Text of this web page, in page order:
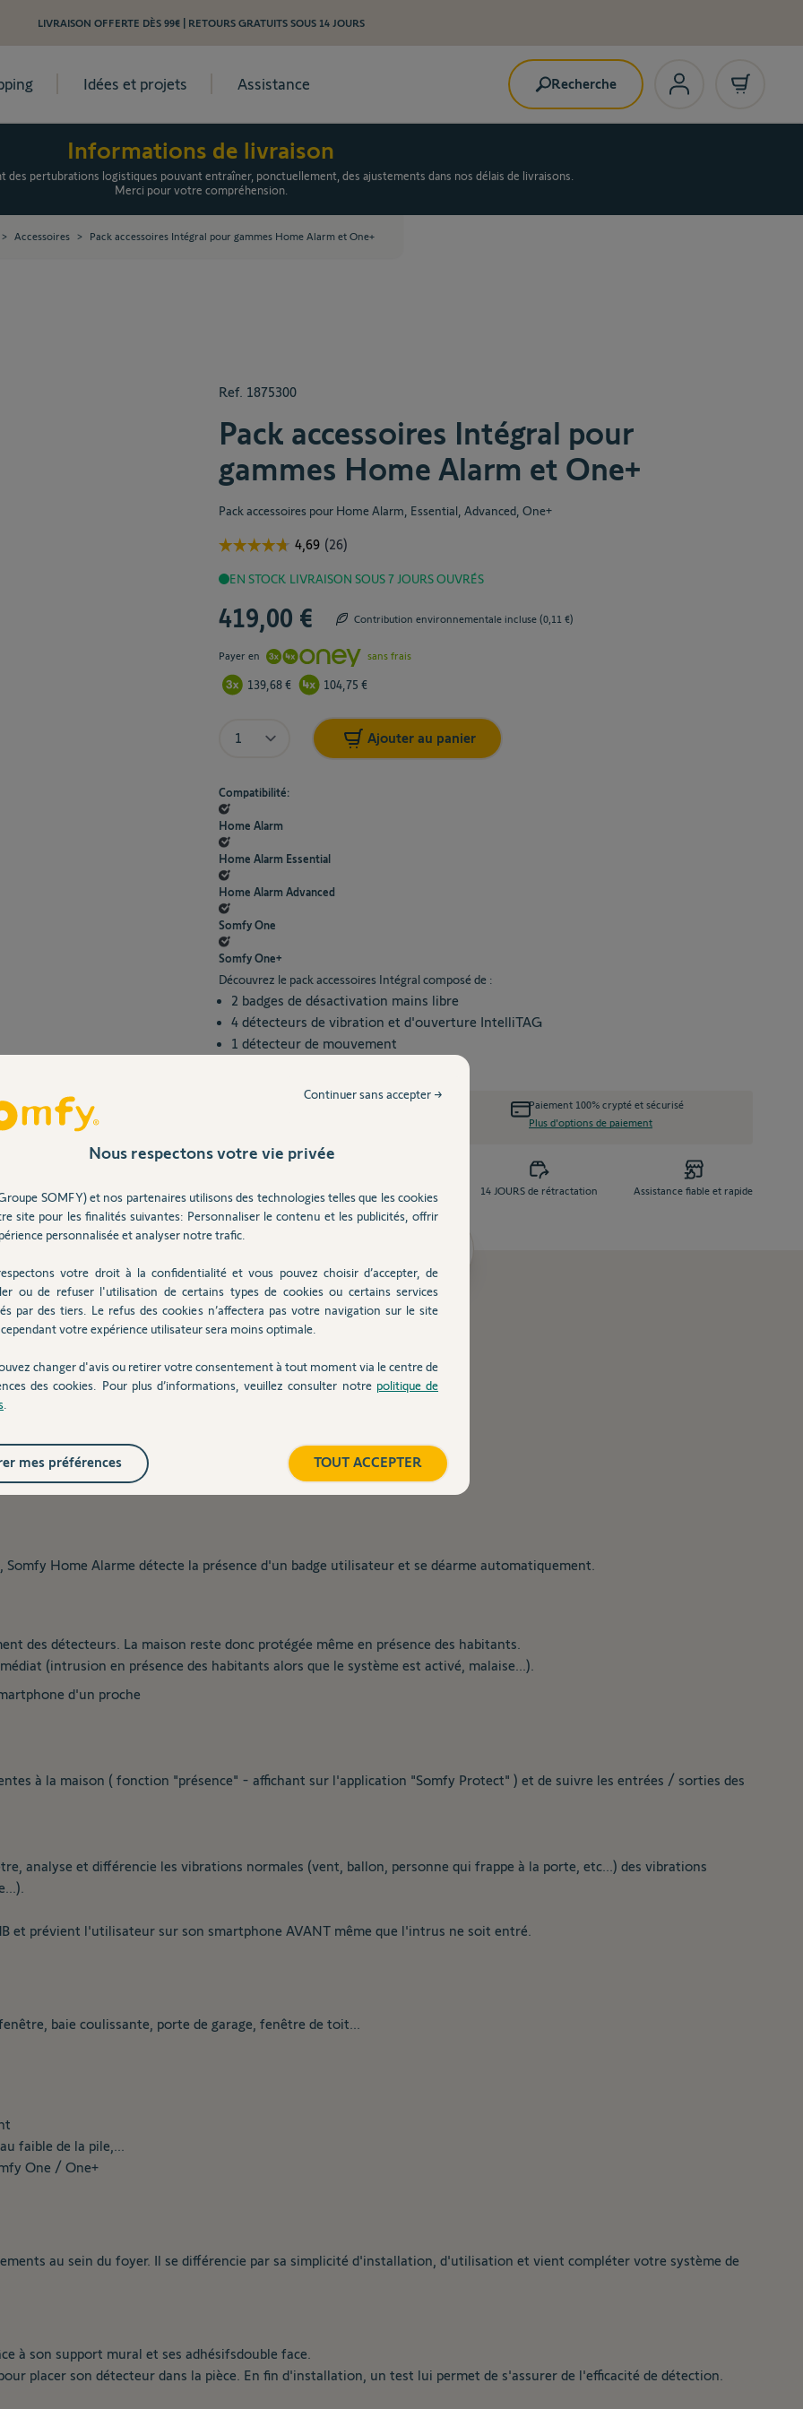
LIVRAISON OFFERTE DÈS 99€ | RETOURS GRATUITS SOUS 14 JOURS
Idées et projets Assistance Recherche
Informations de livraison
pertubrations logistiques pouvant entraîner, ponctuellement, des ajustements dans nos délais de livraisons.
Merci pour votre compréhension.
> Accessoires > Pack accessoires Intégral pour gammes Home Alarm et One+
Ref. 1875300
Pack accessoires Intégral pour
gammes Home Alarm et One+
Pack accessoires pour Home Alarm, Essential, Advanced, One+
EN STOCK LIVRAISON SOUS 7 JOURS OUVRÉS
419,00 € Contribution environnementale incluse (0,11 €)
Payer en sans frais
139,68 € 104,75 €
Ajouter au panier
Compatibilité:
Home Alarm
Home Alarm Essential
Home Alarm Advanced
Somfy One
Somfy One+
Découvrez le pack accessoires Intégral composé de :
2 badges de désactivation mains libre
4 détecteurs de vibration et d'ouverture IntelliTAG
1 détecteur de mouvement
Livraison à domicile ou en point relais
Paiement 100% crypté et sécurisé
Plus d'options de paiement
Garantie : 5 ans Livraison offerte dès 99 € 14 JOURS de rétractation Assistance fiable et rapide
permets d'activer et désactiver l'alarme.
protection et permet la reconnaissance automatique des utilisateurs.
Home Alarme détecte la présence d'un badge utilisateur et se déarme automatiquement.
des détecteurs. La maison reste donc protégée même en présence des habitants.
(intrusion en présence des habitants alors que le système est activé, malaise...).
d'un proche
à la maison ( fonction "présence" - affichant sur l'application "Somfy Protect" ) et de suivre les entrées / sorties des
analyse et différencie les vibrations normales (vent, ballon, personne qui frappe à la porte, etc...) des vibrations
et prévient l'utilisateur sur son smartphone AVANT même que l'intrus ne soit entré.
baie coulissante, porte de garage, fenêtre de toit...
faible de la pile,...
One / One+
au sein du foyer. Il se différencie par sa simplicité d'installation, d'utilisation et vient compléter votre système de
à son support mural et ses adhésifsdouble face.
placer son détecteur dans la pièce. En fin d'installation, un test lui permet de s'assurer de l'efficacité de détection.
Nous respectons votre vie privée
SOMFY) et nos partenaires utilisons des technologies telles que les cookies
site pour les finalités suivantes: Personnaliser le contenu et les publicités, offrir
personnalisée et analyser notre trafic.
votre droit à la confidentialité et vous pouvez choisir d’accepter, de
ou de refuser l'utilisation de certains types de cookies ou certains services
par des tiers. Le refus des cookies n’affectera pas votre navigation sur le site
votre expérience utilisateur sera moins optimale.
changer d'avis ou retirer votre consentement à tout moment via le centre de
des cookies. Pour plus d’informations, veuillez consulter notre politique de
Continuer sans accepter →
TOUT ACCEPTER
mes préférences